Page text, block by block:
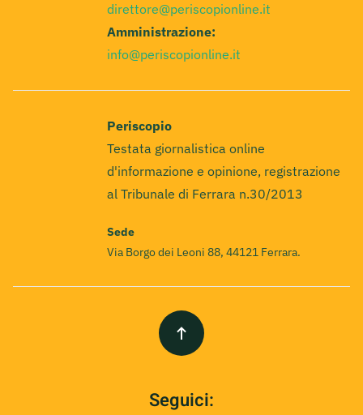
direttore@periscopionline.it
Amministrazione:
info@periscopionline.it
Periscopio
Testata giornalistica online
d'informazione e opinione, registrazione
al Tribunale di Ferrara n.30/2013
Sede
Via Borgo dei Leoni 88, 44121 Ferrara.
Seguici: